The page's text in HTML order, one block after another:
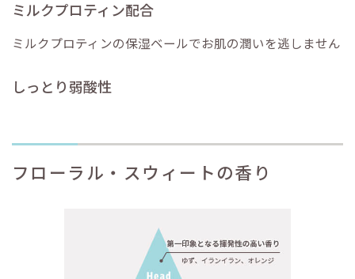
ミルクプロティン配合
ミルクプロティンの保湿ベールでお肌の潤いを逃しません
しっとり弱酸性
フローラル・スウィートの香り